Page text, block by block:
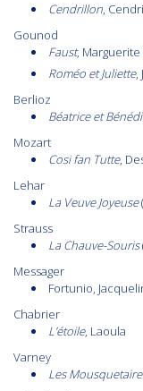
Cendrillon,
Gounod
Faust, Marguerite
Roméo et Juliette,
Berlioz
Béatrice et
Mozart
Cosi fan Tutte,
Lehar
La Veuve Joyeuse
Strauss
La Chauve-Souris
Messager
Fortunio,
Chabrier
L’étoile, Laoula
Varney
Les